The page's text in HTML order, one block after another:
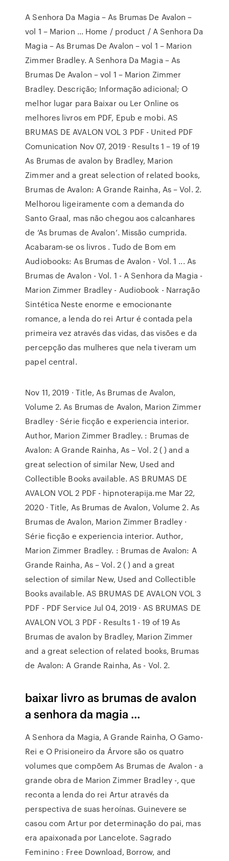
A Senhora Da Magia – As Brumas De Avalon –
vol 1 – Marion ... Home / product / A Senhora Da
Magia – As Brumas De Avalon – vol 1 – Marion
Zimmer Bradley. A Senhora Da Magia – As
Brumas De Avalon – vol 1 – Marion Zimmer
Bradley. Descrição; Informação adicional; O
melhor lugar para Baixar ou Ler Online os
melhores livros em PDF, Epub e mobi. AS
BRUMAS DE AVALON VOL 3 PDF - United PDF
Comunication Nov 07, 2019 · Results 1 – 19 of 19
As Brumas de avalon by Bradley, Marion
Zimmer and a great selection of related books,
Brumas de Avalon: A Grande Rainha, As – Vol. 2.
Melhorou ligeiramente com a demanda do
Santo Graal, mas não chegou aos calcanhares
de ‘As brumas de Avalon’. Missão cumprida.
Acabaram-se os livros . Tudo de Bom em
Audiobooks: As Brumas de Avalon - Vol. 1 ... As
Brumas de Avalon - Vol. 1 - A Senhora da Magia -
Marion Zimmer Bradley - Audiobook - Narração
Sintética Neste enorme e emocionante
romance, a lenda do rei Artur é contada pela
primeira vez através das vidas, das visões e da
percepção das mulheres que nela tiveram um
papel central.
Nov 11, 2019 · Title, As Brumas de Avalon,
Volume 2. As Brumas de Avalon, Marion Zimmer
Bradley · Série ficção e experiencia interior.
Author, Marion Zimmer Bradley. : Brumas de
Avalon: A Grande Rainha, As – Vol. 2 ( ) and a
great selection of similar New, Used and
Collectible Books available. AS BRUMAS DE
AVALON VOL 2 PDF - hipnoterapija.me Mar 22,
2020 · Title, As Brumas de Avalon, Volume 2. As
Brumas de Avalon, Marion Zimmer Bradley ·
Série ficção e experiencia interior. Author,
Marion Zimmer Bradley. : Brumas de Avalon: A
Grande Rainha, As – Vol. 2 ( ) and a great
selection of similar New, Used and Collectible
Books available. AS BRUMAS DE AVALON VOL 3
PDF - PDF Service Jul 04, 2019 · AS BRUMAS DE
AVALON VOL 3 PDF - Results 1 - 19 of 19 As
Brumas de avalon by Bradley, Marion Zimmer
and a great selection of related books, Brumas
de Avalon: A Grande Rainha, As - Vol. 2.
baixar livro as brumas de avalon
a senhora da magia ...
A Senhora da Magia, A Grande Rainha, O Gamo-
Rei e O Prisioneiro da Árvore são os quatro
volumes que compõem As Brumas de Avalon - a
grande obra de Marion Zimmer Bradley -, que
reconta a lenda do rei Artur através da
perspectiva de suas heroínas. Guinevere se
casou com Artur por determinação do pai, mas
era apaixonada por Lancelote. Sagrado
Feminino : Free Download, Borrow, and